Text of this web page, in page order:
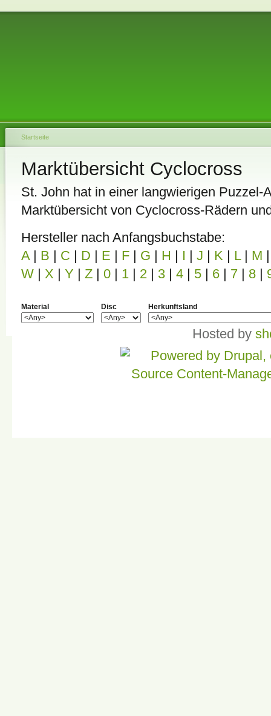
Startseite
Marktübersicht Cyclocross
St. John hat in einer langwierigen Puzzel-
Marktübersicht von Cyclocross-Rädern
Hersteller nach Anfangsbuchstabe:
A | B | C | D | E | F | G | H | I | J | K | L | M |
W | X | Y | Z | 0 | 1 | 2 | 3 | 4 | 5 | 6 | 7 | 8 |
Material Disc Herkunftsland
Hosted by